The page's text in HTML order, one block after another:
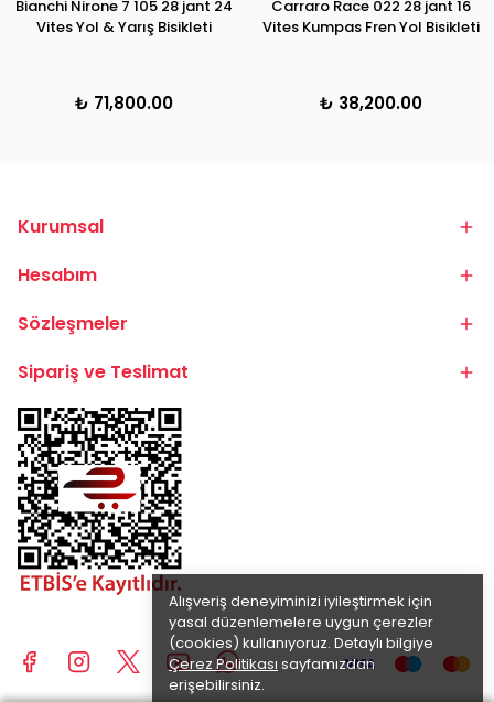
Alışveriş deneyiminizi iyileştirmek için
yasal düzenlemelere uygun çerezler
(cookies) kullanıyoruz. Detaylı bilgiye
Çerez Politikası sayfamızdan
erişebilirsiniz.
Bianchi Nirone 7 105 28 jant 24
Vites Yol & Yarış Bisikleti
₺ 71,800.00
Carraro Race 022 28 jant 16
Vites Kumpas Fren Yol Bisikleti
₺ 38,200.00
Kurumsal
Hesabım
Sözleşmeler
Sipariş ve Teslimat